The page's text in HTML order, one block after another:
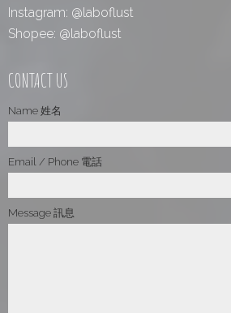
Instagram: @laboflust
Shopee: @laboflust
CONTACT US
Name 姓名
Email / Phone 電話
Message 訊息